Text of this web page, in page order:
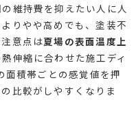
維持費を抑えたい人に人
りやや高めでも、塗装不
意点は夏場の表面温度上
伸縮に合わせた施工ディ
積帯ごとの感覚値を押
比較がしやすくなりま